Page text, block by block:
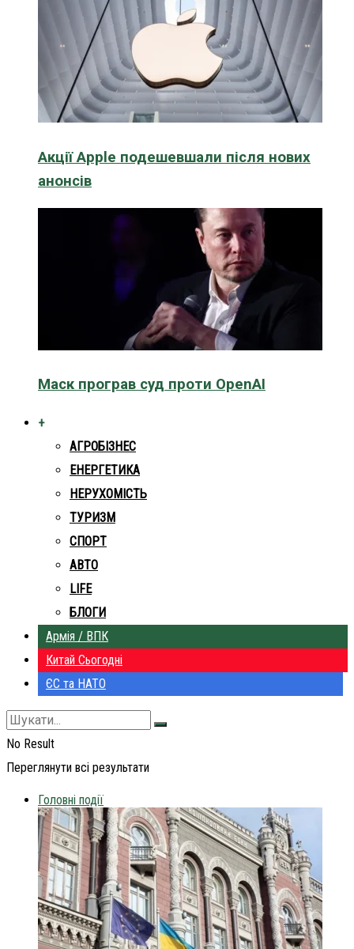
Акції Apple подешевшали після нових
анонсів
Маск програв суд проти OpenAI
+
АГРОБІЗНЕС
ЕНЕРГЕТИКА
НЕРУХОМІСТЬ
ТУРИЗМ
СПОРТ
АВТО
LIFE
БЛОГИ
Армія / ВПК
Китай Сьогодні
ЄС та НАТО
No Result
Переглянути всі результати
Головні події